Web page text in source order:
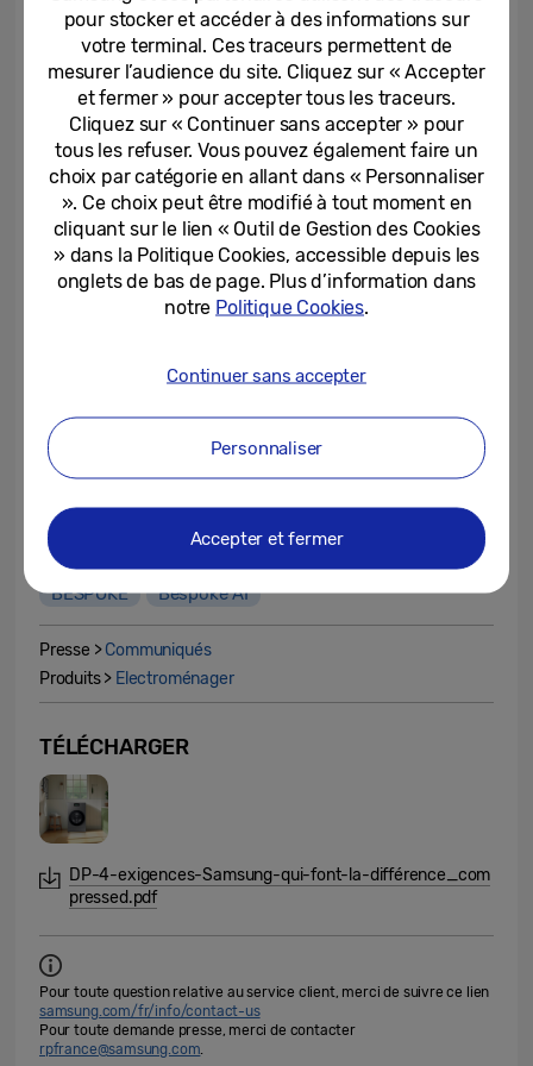
Des solutions intelligentes basées sur
l’intelligence artificielle pour accompagner
les utilisateurs et prendre en compte leurs
habitudes.
Des innovations uniques et des
technologies dédiées qui n’ont qu’un seul
but : simplifier la vie
Une utilisation flexible afin de s’adapter
aux modes de vie de chacun
Quatre exigences qui font toute la
différence.
BESPOKE Bespoke AI
Presse >Communiqués
Produits > Electroménager
TÉLÉCHARGER
DP-4-exigences-Samsung-qui-font-la-différence_com
pressed.pdf
Pour toute question relative au service client, merci de suivre ce lien
samsung.com/fr/info/contact-us
Pour toute demande presse, merci de contacter
rpfrance@samsung.com
pour stocker et accéder à des informations sur
votre terminal. Ces traceurs permettent de
mesurer l’audience du site. Cliquez sur « Accepter
et fermer » pour accepter tous les traceurs.
Cliquez sur « Continuer sans accepter » pour
tous les refuser. Vous pouvez également faire un
choix par catégorie en allant dans « Personnaliser
». Ce choix peut être modifié à tout moment en
cliquant sur le lien « Outil de Gestion des Cookies
» dans la Politique Cookies, accessible depuis les
onglets de bas de page. Plus d’information dans
notre Politique Cookies.
Continuer sans accepter
Personnaliser
Accepter et fermer